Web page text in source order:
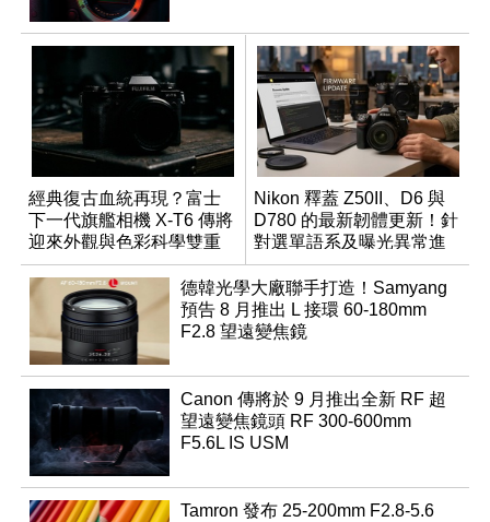
經典復古血統再現？富士
下一代旗艦相機 X-T6 傳將
迎來外觀與色彩科學雙重
優化
Nikon 釋蓋 Z50II、D6 與
D780 的最新韌體更新！針
對選單語系及曝光異常進
行修復
德韓光學大廠聯手打造！Samyang
預告 8 月推出 L 接環 60-180mm
F2.8 望遠變焦鏡
Canon 傳將於 9 月推出全新 RF 超
望遠變焦鏡頭 RF 300-600mm
F5.6L IS USM
Tamron 發布 25-200mm F2.8-5.6